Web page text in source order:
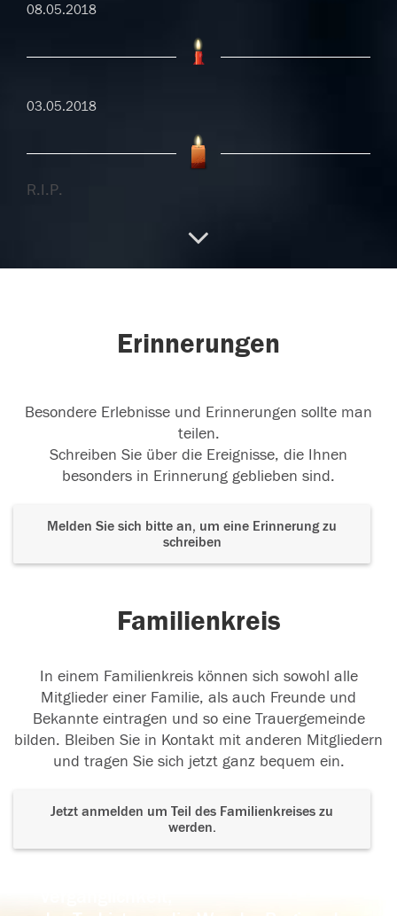
08.05.2018
03.05.2018
R.I.P.
30.04.2018
Erinnerungen
Besondere Erlebnisse und Erinnerungen sollte man
teilen.
Schreiben Sie über die Ereignisse, die Ihnen
besonders in Erinnerung geblieben sind.
Melden Sie sich bitte an, um eine Erinnerung zu
schreiben
Familienkreis
In einem Familienkreis können sich sowohl alle
Mitglieder einer Familie, als auch Freunde und
Bekannte eintragen und so eine Trauergemeinde
bilden. Bleiben Sie in Kontakt mit anderen Mitgliedern
und tragen Sie sich jetzt ganz bequem ein.
Jetzt anmelden um Teil des Familienkreises zu
werden.